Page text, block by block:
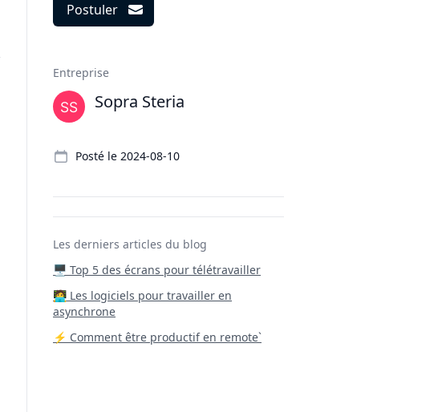
Postuler
Entreprise
Sopra Steria
Posté le 2024-08-10
Les derniers articles du blog
🖥️ Top 5 des écrans pour télétravailler
‍🧑‍💻 Les logiciels pour travailler en
asynchrone
⚡ Comment être productif en remote`